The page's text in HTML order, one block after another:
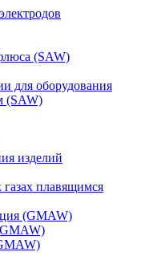
(SAW)
для оборудования
(SAW)
изделий
плавящимся
(GMAW)